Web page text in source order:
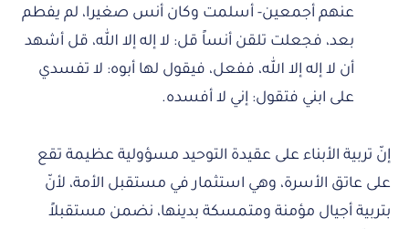
عنهم أجمعين- أسلمت وكان أنس صغيرا، لم يفطم
بعد، فجعلت تلقن أنساً قل: لا إله إلا الله، قل أشهد
أن لا إله إلا الله، ففعل، فيقول لها أبوه: لا تفسدي
على ابني فتقول: إني لا أفسده.
إنّ تربية الأبناء على عقيدة التوحيد مسؤولية عظيمة تقع
على عاتق الأسرة، وهي استثمار في مستقبل الأمة، لأنّ
بتربية أجيال مؤمنة ومتمسكة بدينها، نضمن مستقبلاً